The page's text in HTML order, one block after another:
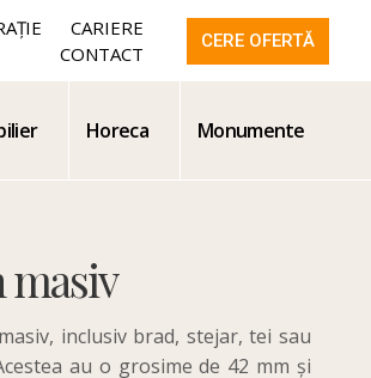
CARIERE
CONTACT
CERE OFERTĂ
Horeca Monumente
inclusiv brad, stejar, tei sau
au o grosime de 42 mm și